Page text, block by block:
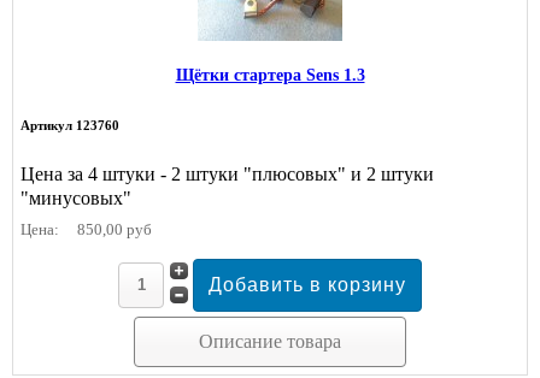
Щётки стартера Sens 1.3
Артикул 123760
Цена за 4 штуки - 2 штуки "плюсовых" и 2 штуки
"минусовых"
Цена: 850,00 руб
Описание товара